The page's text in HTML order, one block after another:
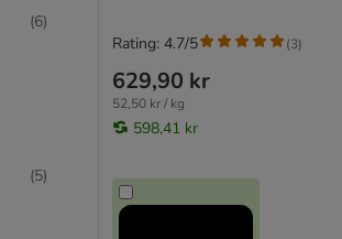
(6)
(5)
629,90 kr
52,50 kr / kg
598,41 kr
Rating: 4.7/5 (3)